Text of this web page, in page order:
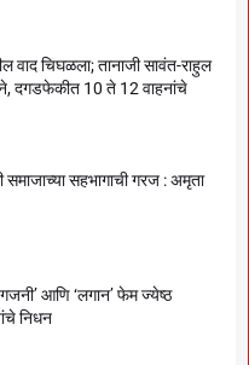
वाद चिघळला; तानाजी सावंत-राहुल
दगडफेकीत 10 ते 12 वाहनांचे
समाजाच्या सहभागाची गरज : अमृता
आणि ‘लगान’ फेम ज्येष्ठ
निधन